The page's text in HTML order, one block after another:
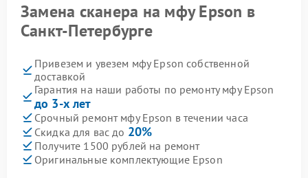
Замена сканера на мфу Epson в
Санкт-Петербурге
Привезем и увезем мфу Epson собственной
доставкой
Гарантия на наши работы по ремонту мфу Epson
до 3-х лет
Срочный ремонт мфу Epson в течении часа
Скидка для вас до 20%
Получите 1500 рублей на ремонт
Оригинальные комплектующие Epson